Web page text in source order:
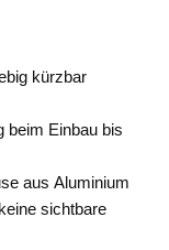
kürzbar
beim Einbau bis
aus Aluminium
sichtbare